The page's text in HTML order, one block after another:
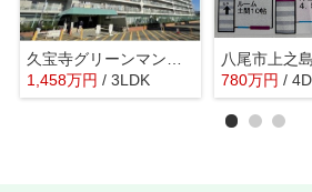
久宝寺グリーンマンション（オーナーチェンジ）久宝寺口駅
1,458万円 / 3LDK
780万円 /